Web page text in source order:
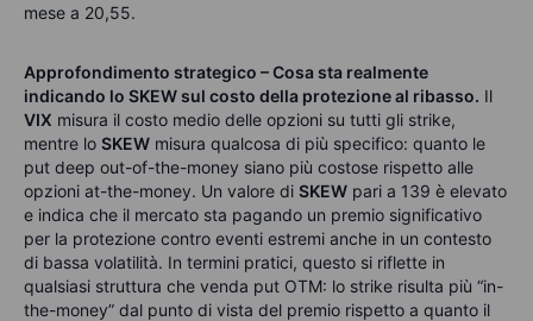
mese a 20,55.
Approfondimento strategico – Cosa sta realmente
indicando lo SKEW sul costo della protezione al ribasso. Il
VIX misura il costo medio delle opzioni su tutti gli strike,
mentre lo SKEW misura qualcosa di più specifico: quanto le
put deep out-of-the-money siano più costose rispetto alle
opzioni at-the-money. Un valore di SKEW pari a 139 è elevato
e indica che il mercato sta pagando un premio significativo
per la protezione contro eventi estremi anche in un contesto
di bassa volatilità. In termini pratici, questo si riflette in
qualsiasi struttura che venda put OTM: lo strike risulta più “in-
the-money” dal punto di vista del premio rispetto a quanto il